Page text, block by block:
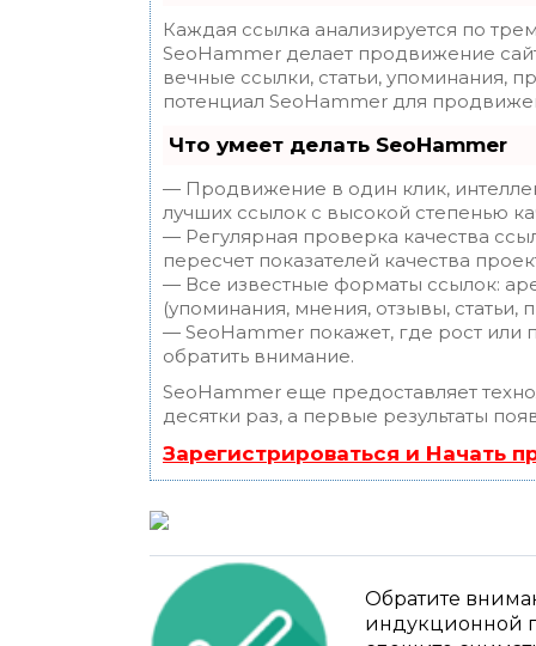
Каждая ссылка анализируется по
SeoHammer делает продвижение
вечные ссылки, статьи, упоминания,
потенциал SeoHammer для
Что умеет делать SeoHammer
— Продвижение в один клик,
лучших ссылок с высокой степенью
— Регулярная проверка качества
пересчет показателей качества
— Все известные форматы ссылок:
(упоминания, мнения, отзывы, статьи,
— SeoHammer покажет, где рост или
обратить внимание.
SeoHammer еще предоставляет
десятки раз, а первые результаты
Зарегистрироваться и Начать
Обратите
индукционной